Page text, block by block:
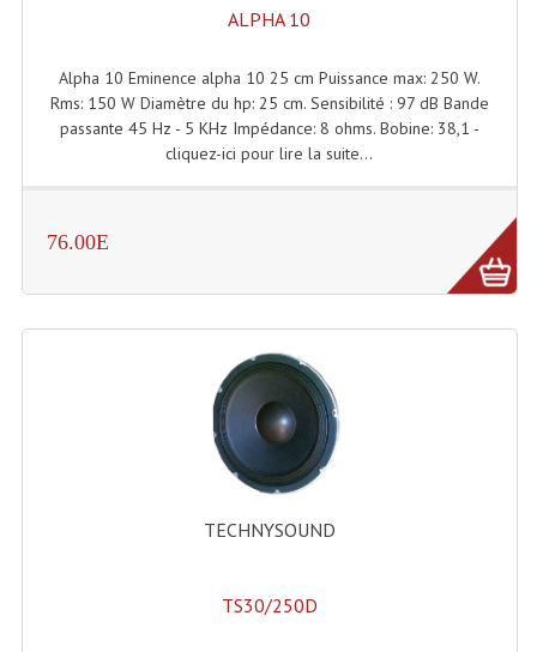
Malle Flight Multi-Usage
Meubles DJ
Sacs & Housses De Transport
Valises Pour Clavier
Rack 19 Pouces Multiplis
Accessoires Flight-Case Coins Roulettes
Rack 19" STYLE VSR (capot En L)
ALPHA 10
Alpha 10 Eminence alpha 10 25 cm Puissance max: 250 W.
Rms: 150 W Diamètre du hp: 25 cm. Sensibilité : 97 dB Bande
passante 45 Hz - 5 KHz Impédance: 8 ohms. Bobine: 38,1 -
cliquez-ici pour lire la suite...
76.00E
TECHNYSOUND
TS30/250D